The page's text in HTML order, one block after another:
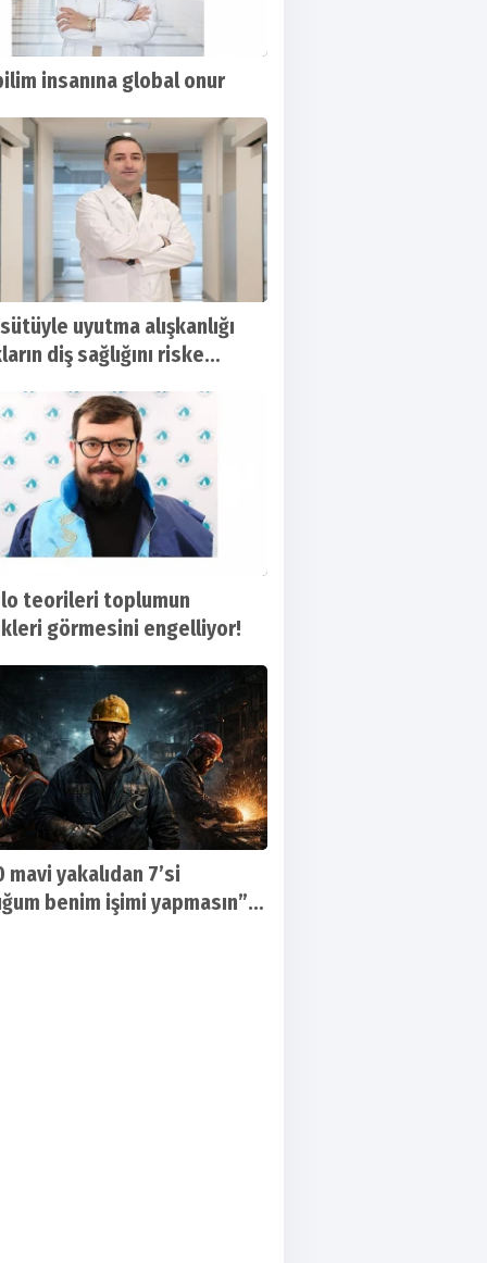
insanına global onur
uyutma alışkanlığı
diş sağlığını riske
teorileri toplumun
görmesini engelliyor!
mavi yakalıdan 7’si
benim işimi yapmasın”